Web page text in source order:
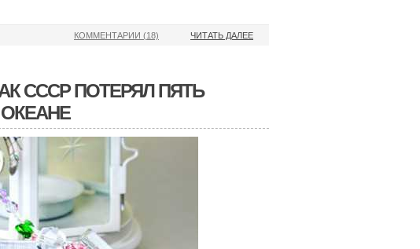
ЧИТАТЬ ДАЛЕЕ
КОММЕНТАРИИ (18)
СССР ПОТЕРЯЛ ПЯТЬ